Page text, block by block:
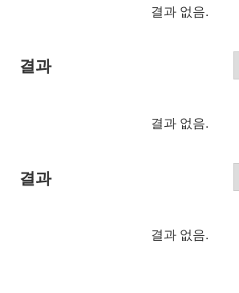
결과 없음.
결과
결과 없음.
결과
결과 없음.